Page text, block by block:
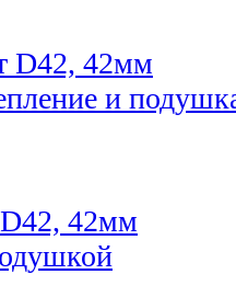
D42, 42мм
и
42мм